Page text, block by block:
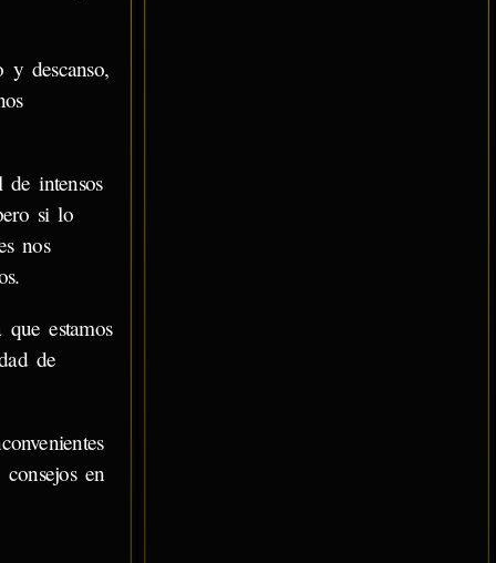
y descanso,
intensos
si lo
nos
estamos
de
en